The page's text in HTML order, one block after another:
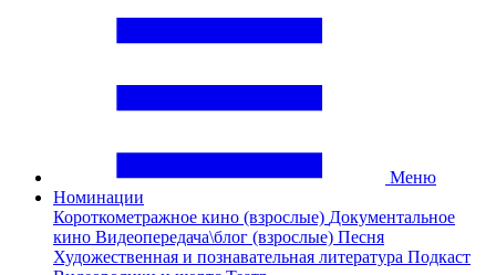
Меню
Номинации
Короткометражное кино (взрослые) Документальное
кино Видеопередача\блог (взрослые) Песня
Художественная и познавательная литература Подкаст